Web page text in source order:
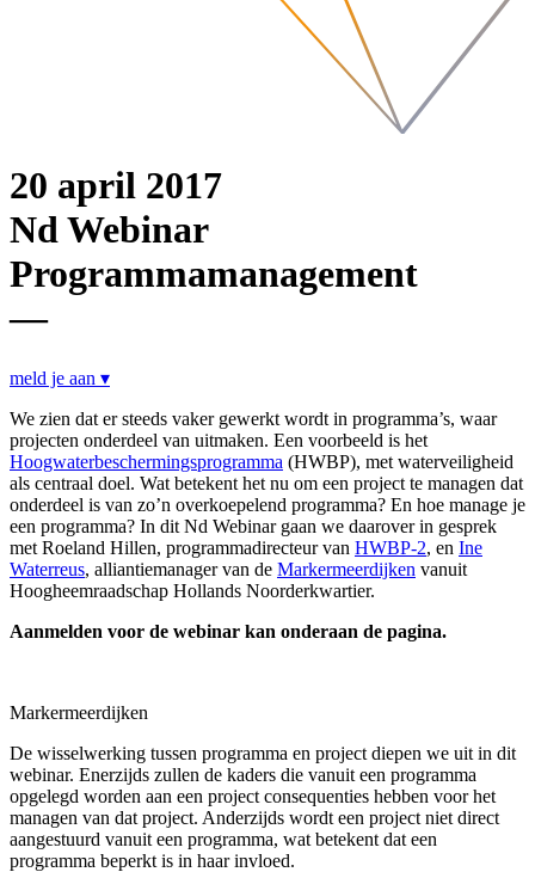
20 april 2017
Nd Webinar
Programmamanagement
—
meld je aan ▾
We zien dat er steeds vaker gewerkt wordt in programma’s, waar
projecten onderdeel van uitmaken. Een voorbeeld is het
Hoogwaterbeschermingsprogramma (HWBP), met waterveiligheid
als centraal doel. Wat betekent het nu om een project te managen dat
onderdeel is van zo’n overkoepelend programma? En hoe manage je
een programma? In dit Nd Webinar gaan we daarover in gesprek
met Roeland Hillen, programmadirecteur van HWBP-2, en Ine
Waterreus, alliantiemanager van de Markermeerdijken vanuit
Hoogheemraadschap Hollands Noorderkwartier.
Aanmelden voor de webinar kan onderaan de pagina.
Markermeerdijken
De wisselwerking tussen programma en project diepen we uit in dit
webinar. Enerzijds zullen de kaders die vanuit een programma
opgelegd worden aan een project consequenties hebben voor het
managen van dat project. Anderzijds wordt een project niet direct
aangestuurd vanuit een programma, wat betekent dat een
programma beperkt is in haar invloed.